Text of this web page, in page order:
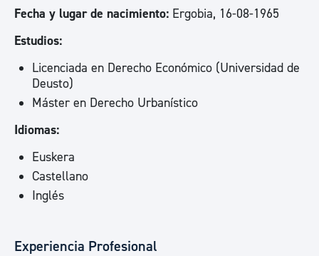
Fecha y lugar de nacimiento: Ergobia, 16-08-1965
Estudios:
Licenciada en Derecho Económico (Universidad de
Deusto)
Máster en Derecho Urbanístico
Idiomas:
Euskera
Castellano
Inglés
Experiencia Profesional